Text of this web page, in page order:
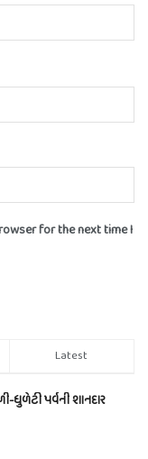
for the next time I
Latest
ધુળેટી પર્વની શાનદાર